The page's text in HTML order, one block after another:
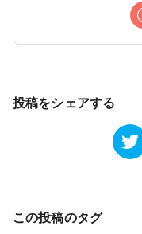
投稿をシェアする
この投稿のタグ